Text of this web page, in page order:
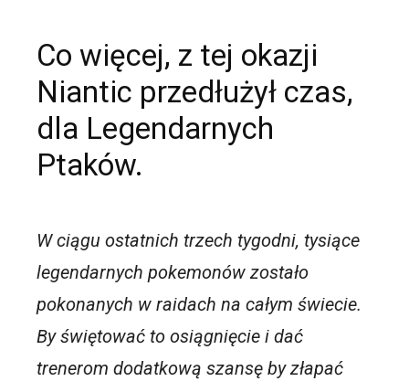
Co więcej, z tej okazji
Niantic przedłużył czas,
dla Legendarnych
Ptaków.
W ciągu ostatnich trzech tygodni, tysiące
legendarnych pokemonów zostało
pokonanych w raidach na całym świecie.
By świętować to osiągnięcie i dać
trenerom dodatkową szansę by złapać